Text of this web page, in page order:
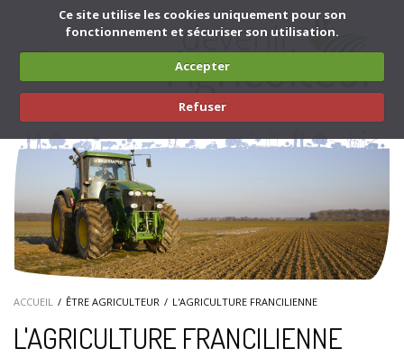
Ce site utilise les cookies uniquement pour son
fonctionnement et sécuriser son utilisation.
Accepter
Refuser
Aller au contenu principal
navigation
ACCUEIL ÊTRE AGRICULTEUR L'AGRICULTURE FRANCILIENNE
L'AGRICULTURE FRANCILIENNE